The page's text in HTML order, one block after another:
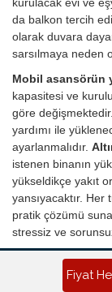
da balkon tercih
olarak duvara
sarsılmaya neden
Mobil asansörün
kapasitesi ve
göre
yardımı ile
ayarlanmalıdır.
istenen binanın
yükseldikçe yakıt
yansıyacaktır.
pratik çözümü
stressiz ve
Altıntaş Nakliyat
Fiyat